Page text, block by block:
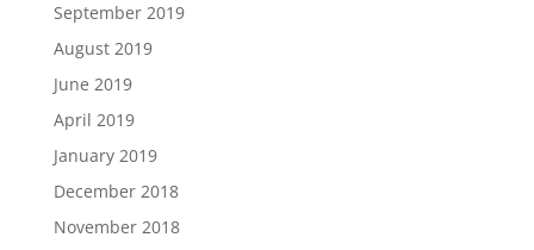
September 2019
August 2019
June 2019
April 2019
January 2019
December 2018
November 2018